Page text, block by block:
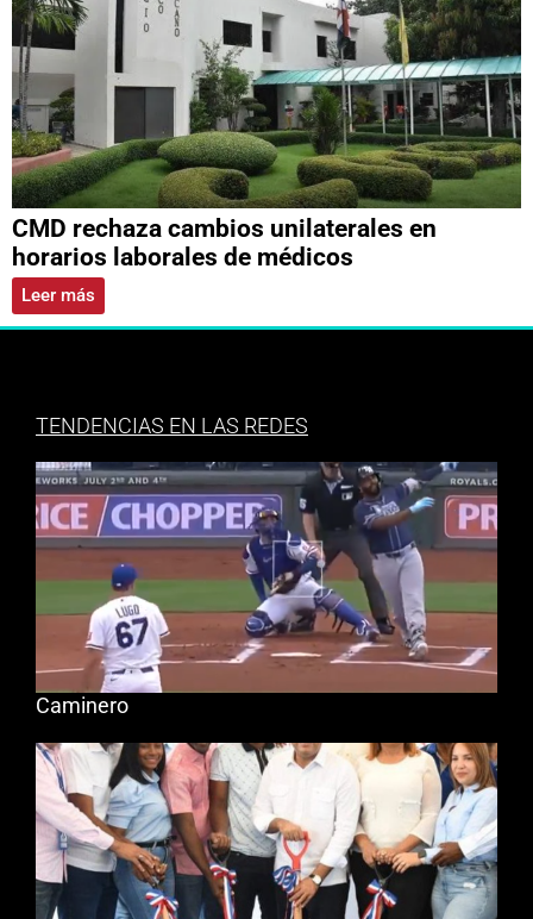
CMD rechaza cambios unilaterales en
horarios laborales de médicos
Leer más
TENDENCIAS EN LAS REDES
Caminero